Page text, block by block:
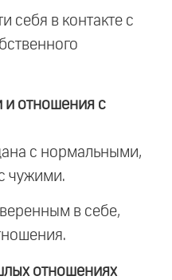
себя в контакте с
и отношения с
с нормальными,
чужими.
в себе,
отношениях